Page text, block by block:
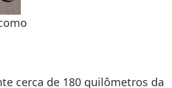
cerca de 180 quilômetros da